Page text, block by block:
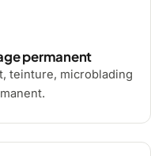
permanent
teinture, microblading